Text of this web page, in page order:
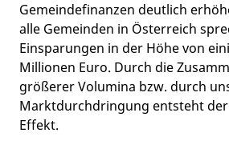
Gemeindefinanzen deutlich
alle Gemeinden in Österreich
Einsparungen in der Höhe von
Millionen Euro. Durch die
größerer Volumina bzw. durch
Marktdurchdringung entsteht der
Effekt.